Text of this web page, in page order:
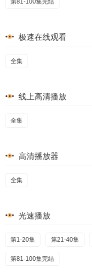
第81-100集完结
极速在线观看
全集
线上高清播放
全集
高清播放器
全集
光速播放
第1-20集 第21-40集
第81-100集完结